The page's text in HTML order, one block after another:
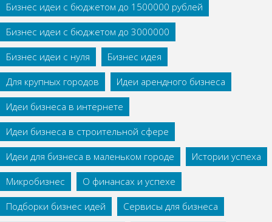
Бизнес идеи с бюджетом до 1500000 рублей
Бизнес идеи с бюджетом до 3000000
Бизнес идеи с нуля
Бизнес идея
Для крупных городов
Идеи арендного бизнеса
Идеи бизнеса в интернете
Идеи бизнеса в строительной сфере
Идеи для бизнеса в маленьком городе
Истории успеха
Микробизнес
О финансах и успехе
Подборки бизнес идей
Сервисы для бизнеса